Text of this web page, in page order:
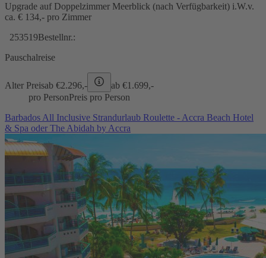
Upgrade auf Doppelzimmer Meerblick (nach Verfügbarkeit) i.W.v.
ca. € 134,- pro Zimmer
253519Bestellnr.:
Pauschalreise
Alter Preisab €2.296,- ab €1.699,-
pro PersonPreis pro Person
Barbados All Inclusive Strandurlaub Roulette - Accra Beach Hotel
& Spa oder The Abidah by Accra